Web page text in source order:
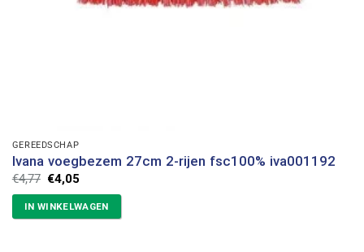
GEREEDSCHAP
Ivana voegbezem 27cm 2-rijen fsc100% iva001192
€4,77 Oorspronkelijke
prijs
was:
€4,77.
€4,05Huidige
is:
€4,05.
IN WINKELWAGEN